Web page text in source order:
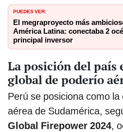
PUEDES VER:
El megraproyecto más
América Latina: conectaba 2
principal inversor
La posición del país
global de poderío
Perú se posiciona como
aérea de Sudamérica,
Global Firepower 2024,